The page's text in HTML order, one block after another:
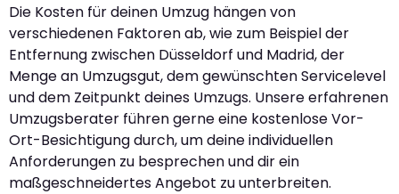
Die Kosten für deinen Umzug hängen von
verschiedenen Faktoren ab, wie zum Beispiel der
Entfernung zwischen Düsseldorf und Madrid, der
Menge an Umzugsgut, dem gewünschten Servicelevel
und dem Zeitpunkt deines Umzugs. Unsere erfahrenen
Umzugsberater führen gerne eine kostenlose Vor-
Ort-Besichtigung durch, um deine individuellen
Anforderungen zu besprechen und dir ein
maßgeschneidertes Angebot zu unterbreiten.